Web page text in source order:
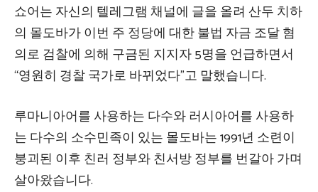
쇼어는 자신의 텔레그램 채널에 글을 올려 산두 치하
의 몰도바가 이번 주 정당에 대한 불법 자금 조달 혐
의로 검찰에 의해 구금된 지지자 5명을 언급하면서
“영원히 경찰 국가로 바뀌었다”고 말했습니다.
루마니아어를 사용하는 다수와 러시아어를 사용하
는 다수의 소수민족이 있는 몰도바는 1991년 소련이
붕괴된 이후 친러 정부와 친서방 정부를 번갈아 가며
살아왔습니다.